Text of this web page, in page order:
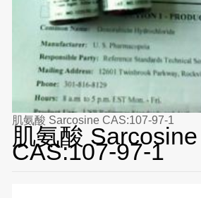
肌氨酸 Sarcosine CAS:107-97-1
肌氨酸 Sarcosine
CAS:107-97-1